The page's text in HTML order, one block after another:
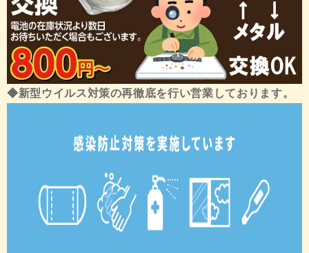
◆新型ウイルス対策の再徹底を行い営業しております。